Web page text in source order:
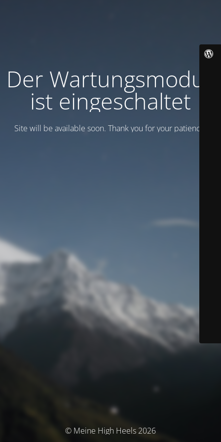
Der Wartungsmodus
ist eingeschaltet
Site will be available soon. Thank you for your patience!
© Meine High Heels 2026